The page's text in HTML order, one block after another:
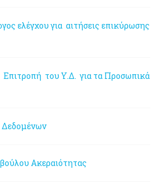
ελέγχου για αιτήσεις επικύρωσης
του Υ.Δ. για τα Προσωπικά
Δεδομένων
Ακεραιότητας